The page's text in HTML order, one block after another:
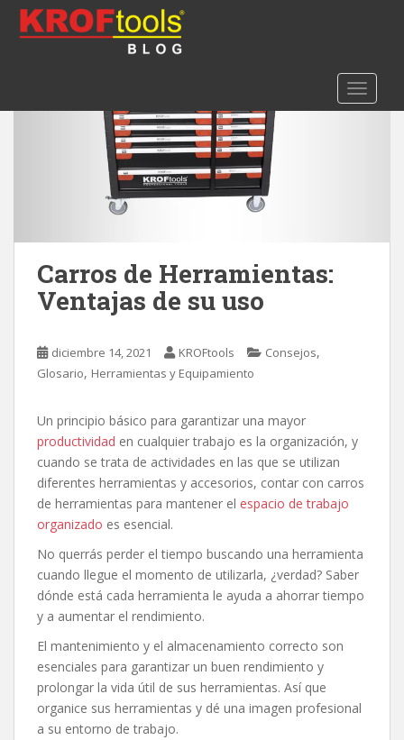
o
Carros de Herramientas:
Ventajas de su uso
diciembre 14, 2021 KROFtools Consejos,
Glosario, Herramientas y Equipamiento
Un principio básico para garantizar una mayor
productividad en cualquier trabajo es la organización, y
cuando se trata de actividades en las que se utilizan
diferentes herramientas y accesorios, contar con carros
de herramientas para mantener el espacio de trabajo
organizado es esencial.
No querrás perder el tiempo buscando una herramienta
cuando llegue el momento de utilizarla, ¿verdad? Saber
dónde está cada herramienta le ayuda a ahorrar tiempo
y a aumentar el rendimiento.
El mantenimiento y el almacenamiento correcto son
esenciales para garantizar un buen rendimiento y
prolongar la vida útil de sus herramientas. Así que
organice sus herramientas y dé una imagen profesional
a su entorno de trabajo.